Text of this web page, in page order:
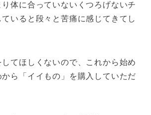
体に合っていないくつろげないチ
いると段々と苦痛に感じてきてし
てほしくないので、これから始め
ら「イイもの」を購入していただ